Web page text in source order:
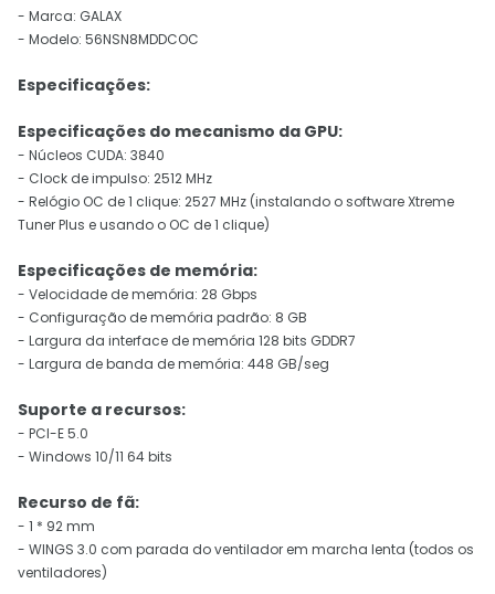
- Marca: GALAX
- Modelo: 56NSN8MDDCOC
Especificações:
Especificações do mecanismo da GPU:
- Núcleos CUDA: 3840
- Clock de impulso: 2512 MHz
- Relógio OC de 1 clique: 2527 MHz (instalando o software Xtreme
Tuner Plus e usando o OC de 1 clique)
Especificações de memória:
- Velocidade de memória: 28 Gbps
- Configuração de memória padrão: 8 GB
- Largura da interface de memória 128 bits GDDR7
- Largura de banda de memória: 448 GB/seg
Suporte a recursos:
- PCI-E 5.0
- Windows 10/11 64 bits
Recurso de fã:
- 1 * 92 mm
- WINGS 3.0 com parada do ventilador em marcha lenta (todos os
ventiladores)